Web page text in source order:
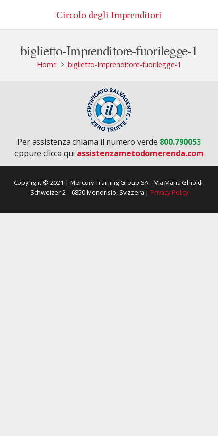
Circolo degli Imprenditori
biglietto-Imprenditore-fuorilegge-1
Home biglietto-Imprenditore-fuorilegge-1
Per assistenza chiama il numero verde 800.790053
oppure clicca qui assistenzametodomerenda.com
Copyright © 2021 | Mercury Training Group SA – Via Maria Ghioldi-
Schweizer 2 – 6850 Mendrisio, Svizzera | Privacy Policy